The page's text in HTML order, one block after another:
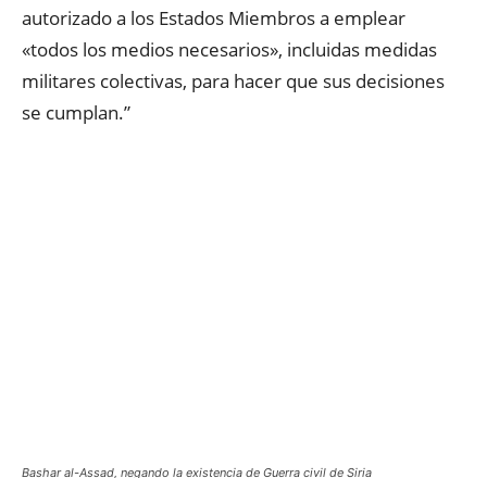
autorizado a los Estados Miembros a emplear
«todos los medios necesarios», incluidas medidas
militares colectivas, para hacer que sus decisiones
se cumplan.”
Bashar al-Assad, negando la existencia de Guerra civil de Siria